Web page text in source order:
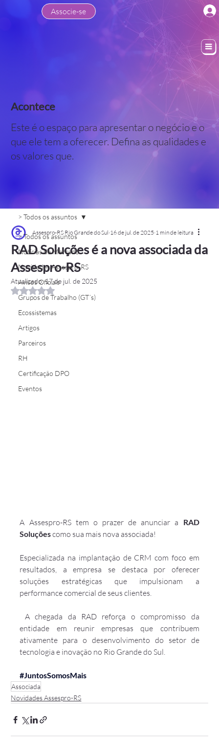
Associe-se
Acontece
Este é o espaço para apresentar o negócio e o
que ele tem a oferecer. Defina as qualidades e
os valores que.
> Todos os assuntos
Notícias de Mercado
Novidades Assespro-RS
Avisos Oficiais
Grupos de Trabalho (GT´s)
Ecossistemas
Artigos
Parceiros
RH
Certificação DPO
Eventos
> Todos os assuntos
RAD Soluções é a nova associada da
Assespro-RS
Assespro-RS Rio Grande do Sul 16 de jul. de 2025 1 min de leitura
Atualizado:17 de jul. de 2025
Avaliado com NaN de 5 estrelas.
A Assespro-RS tem o prazer de anunciar a RAD
Soluções como sua mais nova associada!
Especializada na implantação de CRM com foco em
resultados, a empresa se destaca por oferecer
soluções estratégicas que impulsionam a
performance comercial de seus clientes.
entidade em reunir empresas que contribuem
ativamente para o desenvolvimento do setor de
tecnologia e inovação no Rio Grande do Sul.
#JuntosSomosMais
Associada
Novidades Assespro-RS